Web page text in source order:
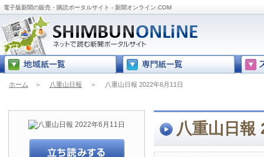
電子版新聞の販売・購読ポータルサイト - 新聞オンライン.COM
ホーム ＞ 八重山日報 ＞ 八重山日報 2022年6月11日
八重山日報